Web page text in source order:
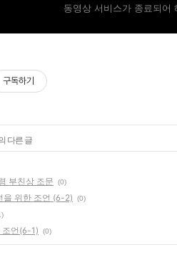
동영상 서비스가 종료되어
구독하기
다른 글
부친상 조문 (0)
을 위한 조언 (6-2) (0)
조언(6-1) (0)